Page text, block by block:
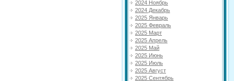
2024 Ноябрь
2024 Декабрь
2025 Январь
2025 Февраль
2025 Март
2025 Апрель
2025 Май
2025 Июнь
2025 Июль
2025 Август
2025 Сентябрь